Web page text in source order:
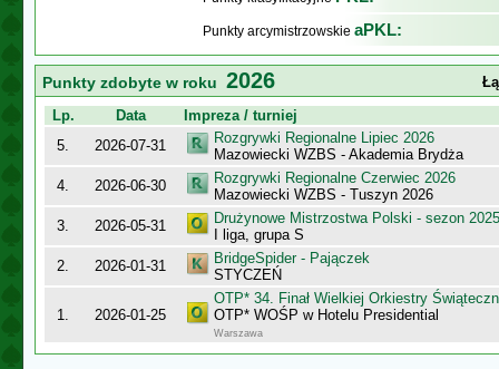
Punkty arcymistrzowskie aPKL:
Punkty zdobyte w roku 2026
Lp.
Data
Impreza / turniej
5.
2026-07-31
Rozgrywki Regionalne Lipiec 2026
Mazowiecki WZBS - Akademia Brydża
4.
2026-06-30
Rozgrywki Regionalne Czerwiec 2026
Mazowiecki WZBS - Tuszyn 2026
3.
2026-05-31
Drużynowe Mistrzostwa Polski - sezon
I liga, grupa S
2.
2026-01-31
BridgeSpider - Pajączek
STYCZEŃ
1. 2026-01-25
OTP* 34. Finał Wielkiej Orkiestry
OTP* WOŚP w Hotelu Presidential
Warszawa